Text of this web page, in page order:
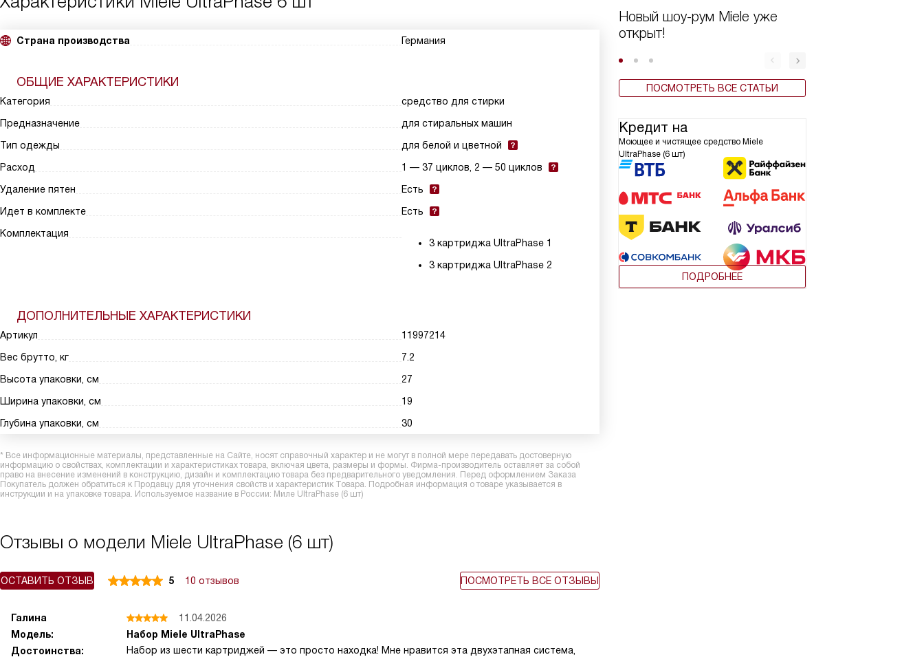
Новый шоу-рум Miele уже
открыт!
ПОСМОТРЕТЬ ВСЕ СТАТЬИ
Кредит на
Моющее и чистящее средство Miele
UltraPhase (6 шт)
ПОДРОБНЕЕ
Страна производства Германия
ОБЩИЕ ХАРАКТЕРИСТИКИ
Категория
средство для стирки
Предназначение
для стиральных машин
Тип одежды
для белой и цветной
Расход
1 — 37 циклов, 2 — 50 циклов
Удаление пятен
Есть
Идет в комплекте
Есть
Комплектация
3 картриджа UltraPhase 1
3 картриджа UltraPhase 2
ДОПОЛНИТЕЛЬНЫЕ ХАРАКТЕРИСТИКИ
Артикул
11997214
Вес брутто, кг
7.2
Высота упаковки, см
27
Ширина упаковки, см
19
Глубина упаковки, см
30
* Все информационные материалы, представленные на Сайте, носят справочный характер и не могут в полной мере передавать достоверную
информацию о свойствах, комплектации и характеристиках товара, включая цвета, размеры и формы. Фирма-производитель оставляет за собой
право на внесение изменений в конструкцию, дизайн и комплектацию товара без предварительного уведомления. Перед оформлением Заказа
Покупатель должен обратиться к Продавцу для уточнения свойств и характеристик Товара. Подробная информация о товаре указывается в
инструкции и на упаковке товара. Используемое название в России: Миле UltraPhase (6 шт)
Отзывы о модели Miele UltraPhase (6 шт)
5 10 отзывов
ОСТАВИТЬ ОТЗЫВ ПОСМОТРЕТЬ ВСЕ ОТЗЫВЫ
Галина
11.04.2026
Модель:
Набор Miele UltraPhase
Достоинства:
Набор из шести картриджей — это просто находка! Мне нравится эта двухэтапная система,